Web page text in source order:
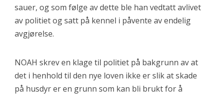
sauer, og som følge av dette ble han vedtatt avlivet
av politiet og satt på kennel i påvente av endelig
avgjørelse.
NOAH skrev en klage til politiet på bakgrunn av at
det i henhold til den nye loven ikke er slik at skade
på husdyr er en grunn som kan bli brukt for å